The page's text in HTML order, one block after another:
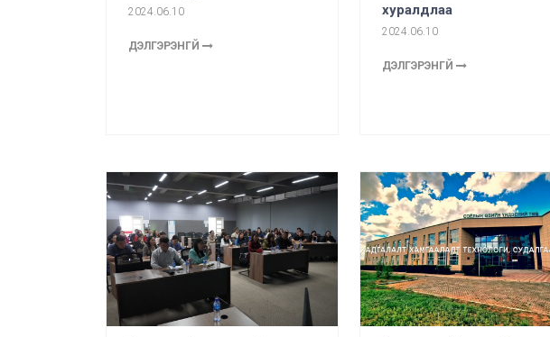
2024.06.10
ДЭЛГЭРЭНГҮЙ
хуралдлаа
2024.06.10
ДЭЛГЭРЭНГҮЙ